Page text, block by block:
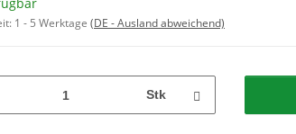
1 - 5 Werktage (DE - Ausland abweichend)
Stk